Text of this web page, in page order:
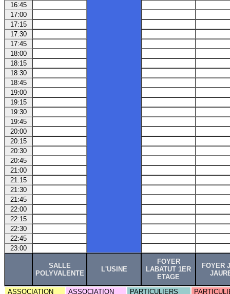
16:45
17:00
17:15
17:30
17:45
18:00
18:15
18:30
18:45
19:00
19:15
19:30
19:45
20:00
20:15
20:30
20:45
21:00
21:15
21:30
21:45
22:00
22:15
22:30
22:45
23:00
SALLE
POLYVALENTE
L'USINE
FOYER
LABATUT 1ER
ETAGE
FOYER
ASSOCIATION ASSOCIATION PARTICULIERS